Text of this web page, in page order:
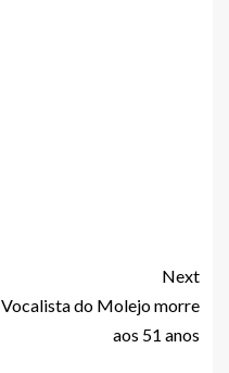
Next
Vocalista do Molejo morre
aos 51 anos